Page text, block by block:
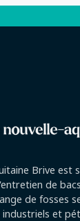
Brive est
de
de fosses
et